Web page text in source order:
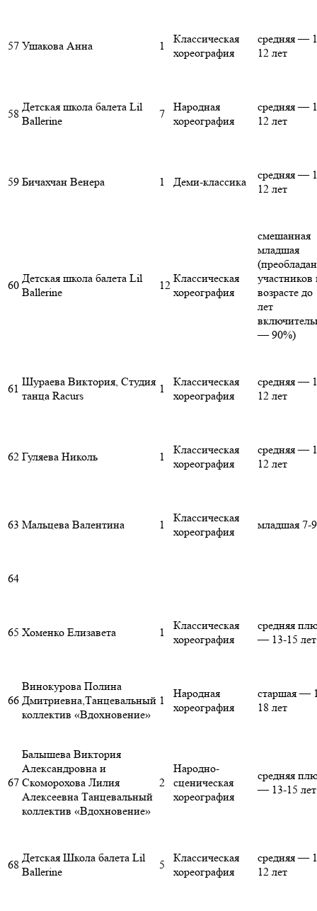
57 Ушакова Анна 1
Классическая
хореография
средняя —
12 лет
58
Детская школа балета Lil
Ballerine
7
Народная
хореография
средняя —
12 лет
59 Бичахчан Венера 1 Деми-классика
средняя —
12 лет
60
Детская школа балета Lil
Ballerine
12
Классическая
хореография
смешанная
младшая
участников
возрасте до
лет
— 90%)
61
Шураева Виктория, Студия
танца Racurs
1
Классическая
хореография
средняя —
12 лет
62 Гуляева Николь 1
Классическая
хореография
средняя —
12 лет
63 Мальцева Валентина 1
Классическая
хореография
младшая 7-9
64
65 Хоменко Елизавета 1
Классическая
хореография
средняя
— 13-15 лет
66
Винокурова Полина
Дмитриевна,Танцевальный
коллектив «Вдохновение»
1
Народная
хореография
старшая —
18 лет
67
Балышева Виктория
Александровна и
Скоморохова Лилия
Алексеевна Танцевальный
коллектив «Вдохновение»
2
Народно-
сценическая
хореография
средняя
— 13-15 лет
68
Детская Школа балета Lil
Ballerine
5
Классическая
хореография
средняя —
12 лет